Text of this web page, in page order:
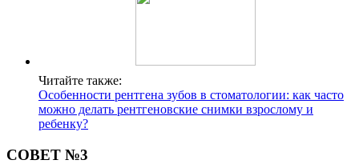
Читайте также:
Особенности рентгена зубов в стоматологии: как часто
можно делать рентгеновские снимки взрослому и
ребенку?
СОВЕТ №3